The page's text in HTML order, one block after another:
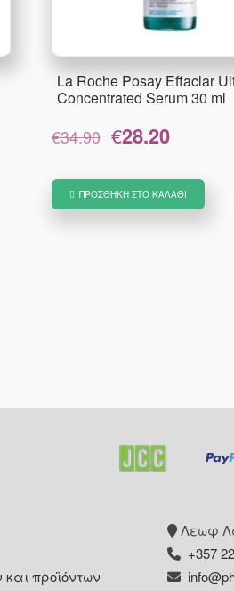
La Roche Posay Effaclar
Concentrated Serum 30 ml
€34.90
Original
price
€34.90.
€28.20
είναι:
€28.20.
ΠΡΟΣΘΉΚΗ ΣΤΟ ΚΑΛΆΘΙ
προϊόντων
Λεωφ
+357